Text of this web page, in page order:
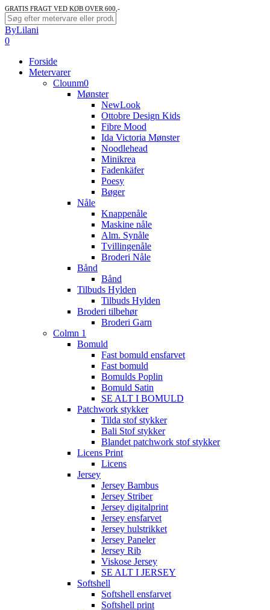
Skip
to
main
content
GRATIS FRAGT VED KØB OVER 600,-
Close
Search
ByLilani
search
account
0
Forside
Metervarer
Clounm0
Mønster
NewLook
Ottobre Design Kids
Fibre Mood
Ida Victoria Mønster
Noodlehead
Minikrea
Fadenkäfer
Poesy
Bøger
Nåle
Knappenåle
Maskine nåle
Alm. Synåle
Tvillingenåle
Broderi Nåle
Bånd
Bånd
Tilbuds Hylden
Tilbuds Hylden
Broderi tilbehør
Broderi Garn
Colmn 1
Bomuld
Fast bomuld ensfarvet
Fast bomuld
Bomulds Poplin
Bomuld Satin
SE ALT I BOMULD
Patchwork stykker
Tilda stof stykker
Bali Stof stykker
Blandet patchwork stof stykker
Licens Print
Licens
Jersey
Jersey Bambus
Jersey Striber
Jersey digitalprint
Jersey ensfarvet
Jersey hulstrikket
Jersey Paneler
Jersey Rib
Viskose Jersey
SE ALT I JERSEY
Softshell
Softshell ensfarvet
Softshell print